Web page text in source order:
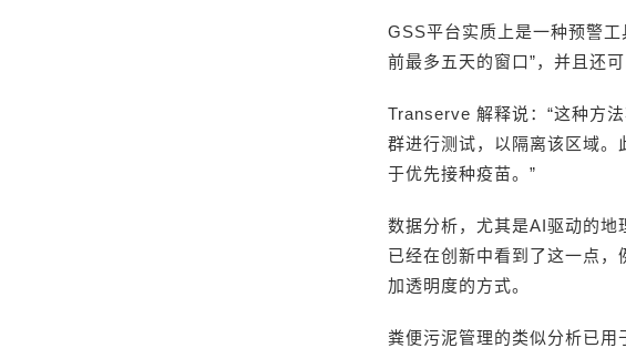
GSS平台实质上是一种预警
前最多五天的窗口”，并且还
Transerve 解释说：“这种方
群进行测试，以隔离该区域。
于优先接种疫苗。”
数据分析，尤其是AI驱动的地
已经在创新中看到了这一点
加透明度的方式。
粪便污泥管理的类似分析已